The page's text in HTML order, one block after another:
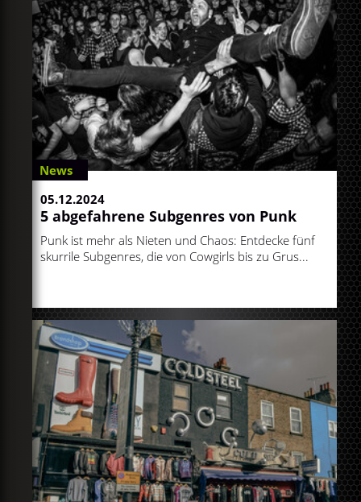
News
05.12.2024
5 abgefahrene Subgenres von Punk
Punk ist mehr als Nieten und Chaos: Entdecke fünf
skurrile Subgenres, die von Cowgirls bis zu Grus...